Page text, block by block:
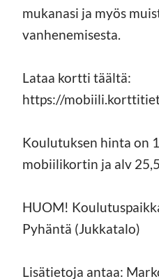
mukanasi ja myös
vanhenemisesta.
Lataa kortti täältä:
https://
Koulutuksen hinta on
mobiilikortin ja alv
HUOM!
Pyhäntä (Jukkatalo)
Lisätietoja antaa: